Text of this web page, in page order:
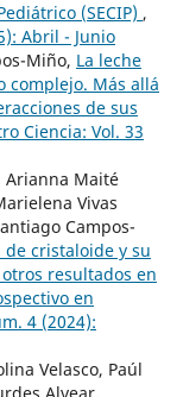
(SECIP) ,
Abril - Junio
Miño, La leche
complejo. Más allá
de sus
Ciencia: Vol. 33
Arianna Maité
Vivas
Campos-
de cristaloide y su
resultados en
en
4 (2024):
Velasco, Paúl
Alvear,